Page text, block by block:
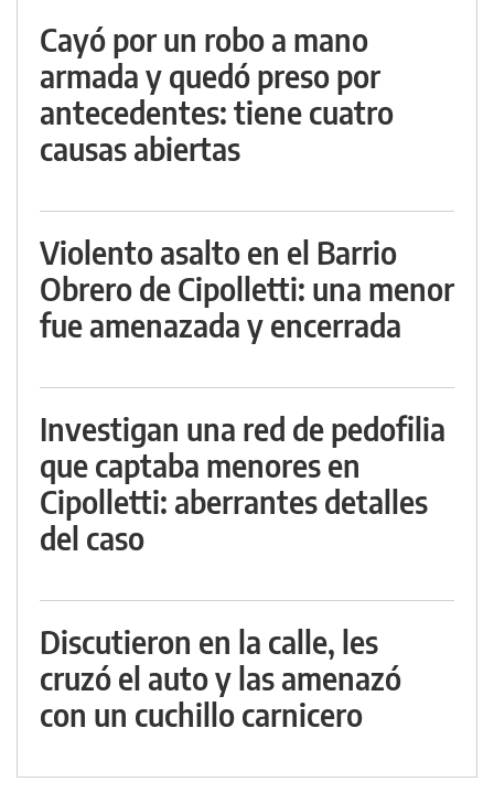
Cayó por un robo a mano
armada y quedó preso por
antecedentes: tiene cuatro
causas abiertas
Violento asalto en el Barrio
Obrero de Cipolletti: una menor
fue amenazada y encerrada
Investigan una red de pedofilia
que captaba menores en
Cipolletti: aberrantes detalles
del caso
Discutieron en la calle, les
cruzó el auto y las amenazó
con un cuchillo carnicero